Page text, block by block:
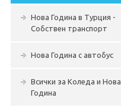
Нова Година в Турция -
Собствен транспорт
Нова Година с автобус
Всички за Коледа и Нова
Година